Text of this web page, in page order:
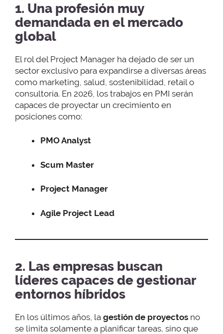
1. Una profesión muy
demandada en el mercado
global
El rol del Project Manager ha dejado de ser un
sector exclusivo para expandirse a diversas áreas
como marketing, salud, sostenibilidad, retail o
consultoría. En 2026, los trabajos en PMI serán
capaces de proyectar un crecimiento en
posiciones como:
PMO Analyst
Scum Master
Project Manager
Agile Project Lead
2. Las empresas buscan
líderes capaces de gestionar
entornos híbridos
En los últimos años, la gestión de proyectos no
se limita solamente a planificar tareas, sino que